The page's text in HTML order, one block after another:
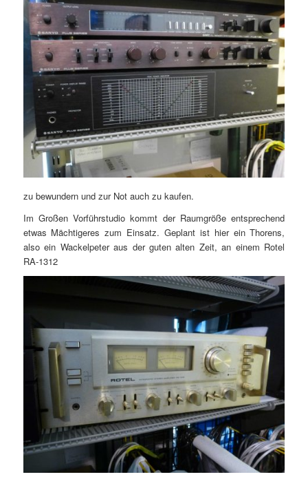
zu bewundern und zur Not auch zu kaufen.
Im Großen Vorführstudio kommt der Raumgröße entsprechend
etwas Mächtigeres zum Einsatz. Geplant ist hier ein Thorens,
also ein Wackelpeter aus der guten alten Zeit, an einem Rotel
RA-1312